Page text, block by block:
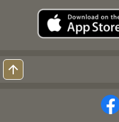
arrow_upward